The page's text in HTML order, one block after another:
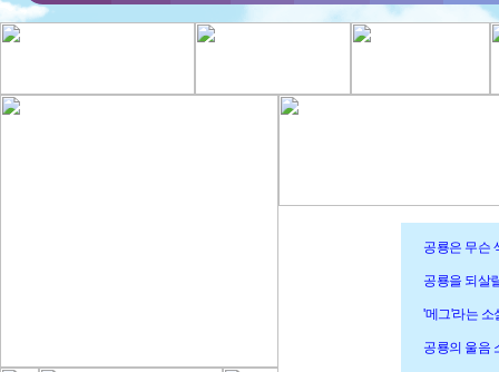
공룡은 무슨
공룡을 되살
'메그'라는 소
공룡의 울음